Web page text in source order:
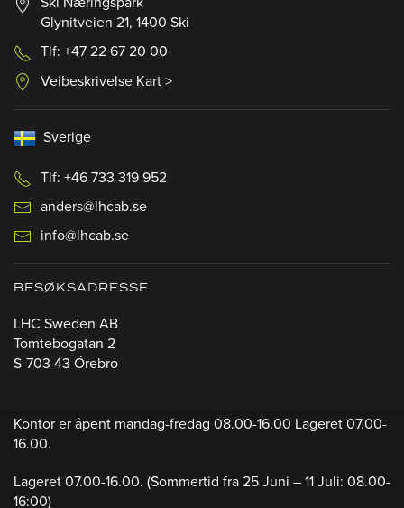
Glynitveien 21, 1400 Ski
Tlf: +47 22 67 20 00
Veibeskrivelse Kart >
Sverige
Tlf: +46 733 319 952
anders@lhcab.se
info@lhcab.se
BESØKSADRESSE
LHC Sweden AB
Tomtebogatan 2
S-703 43 Örebro
Kontor er åpent mandag-fredag 08.00-16.00 Lageret 07.00-
16.00.
Lageret 07.00-16.00. (Sommertid fra 25 Juni – 11 Juli: 08.00-
16:00)